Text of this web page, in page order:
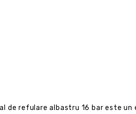
de refulare albastru 16 bar este